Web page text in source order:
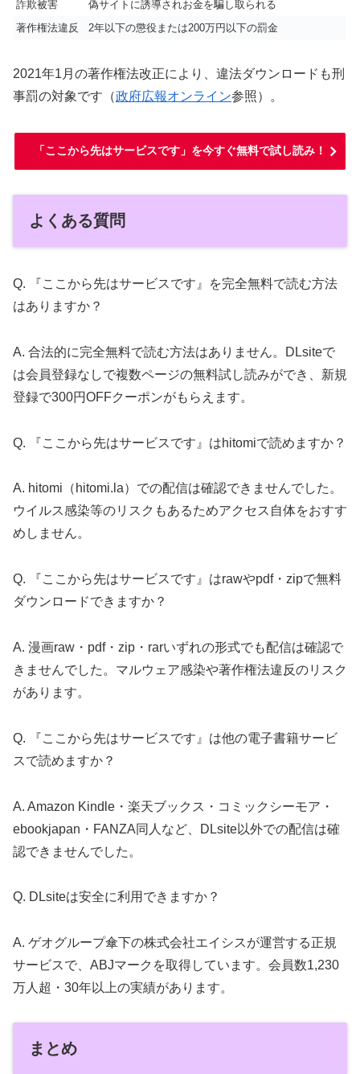
詐欺被害
偽サイトに誘導されお金を騙し取られる
著作権法違反
2年以下の懲役または200万円以下の罰金
2021年1月の著作権法改正により、違法ダウンロードも刑
事罰の対象です（政府広報オンライン参照）。
「ここから先はサービスです」を今すぐ無料で試し読み！
よくある質問
Q. 『ここから先はサービスです』を完全無料で読む方法
はありますか？
A. 合法的に完全無料で読む方法はありません。DLsiteで
は会員登録なしで複数ページの無料試し読みができ、新規
登録で300円OFFクーポンがもらえます。
Q. 『ここから先はサービスです』はhitomiで読めますか？
A. hitomi（hitomi.la）での配信は確認できませんでした。
ウイルス感染等のリスクもあるためアクセス自体をおすす
めしません。
Q. 『ここから先はサービスです』はrawやpdf・zipで無料
ダウンロードできますか？
A. 漫画raw・pdf・zip・rarいずれの形式でも配信は確認で
きませんでした。マルウェア感染や著作権法違反のリスク
があります。
Q. 『ここから先はサービスです』は他の電子書籍サービ
スで読めますか？
A. Amazon Kindle・楽天ブックス・コミックシーモア・
ebookjapan・FANZA同人など、DLsite以外での配信は確
認できませんでした。
Q. DLsiteは安全に利用できますか？
A. ゲオグループ傘下の株式会社エイシスが運営する正規
サービスで、ABJマークを取得しています。会員数1,230
万人超・30年以上の実績があります。
まとめ